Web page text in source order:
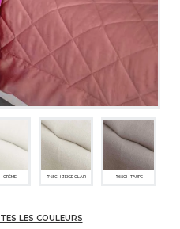
CRÈME 745CH BEIGE CLAIR 765CH TAUPE
LES COULEURS